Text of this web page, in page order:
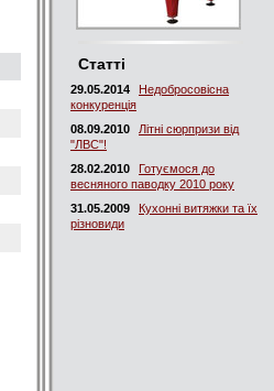
Статті
29.05.2014
Недобросовісна
конкуренція
08.09.2010
Літні сюрпризи від
"ЛВС"!
28.02.2010
Готуємося до
весняного паводку 2010 року
31.05.2009
Кухонні витяжки та їх
різновиди